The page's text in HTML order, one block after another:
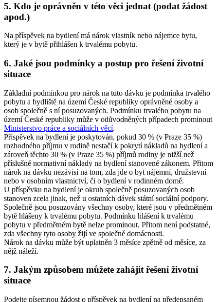
5. Kdo je oprávněn v této věci jednat (podat žádost
apod.)
Na příspěvek na bydlení má nárok vlastník nebo nájemce bytu,
který je v bytě přihlášen k trvalému pobytu.
6. Jaké jsou podmínky a postup pro řešení životní
situace
Základní podmínkou pro nárok na tuto dávku je podmínka trvalého
pobytu a bydliště na území České republiky oprávněné osoby a
osob společně s ní posuzovaných. Podmínku trvalého pobytu na
území České republiky může v odůvodněných případech prominout
Ministerstvo práce a sociálních věcí.
Příspěvek na bydlení je poskytován, pokud 30 % (v Praze 35 %)
rozhodného příjmu v rodině nestačí k pokrytí nákladů na bydlení a
zároveň těchto 30 % (v Praze 35 %) příjmů rodiny je nižší než
příslušné normativní náklady na bydlení stanovené zákonem. Přitom
nárok na dávku nezávisí na tom, zda jde o byt nájemní, družstevní
nebo v osobním vlastnictví, či o bydlení v rodinném domě.
U příspěvku na bydlení je okruh společně posuzovaných osob
stanoven zcela jinak, než u ostatních dávek státní sociální podpory.
Společně jsou posuzovány všechny osoby, které jsou v předmětném
bytě hlášeny k trvalému pobytu. Podmínku hlášení k trvalému
pobytu v předmětném bytě nelze prominout. Přitom není podstatné,
zda všechny tyto osoby žijí ve společné domácnosti.
Nárok na dávku může být uplatněn 3 měsíce zpětně od měsíce, za
nějž náleží.
7. Jakým způsobem můžete zahájit řešení životní
situace
Podejte písemnou žádost o příspěvek na bydlení na předepsaném